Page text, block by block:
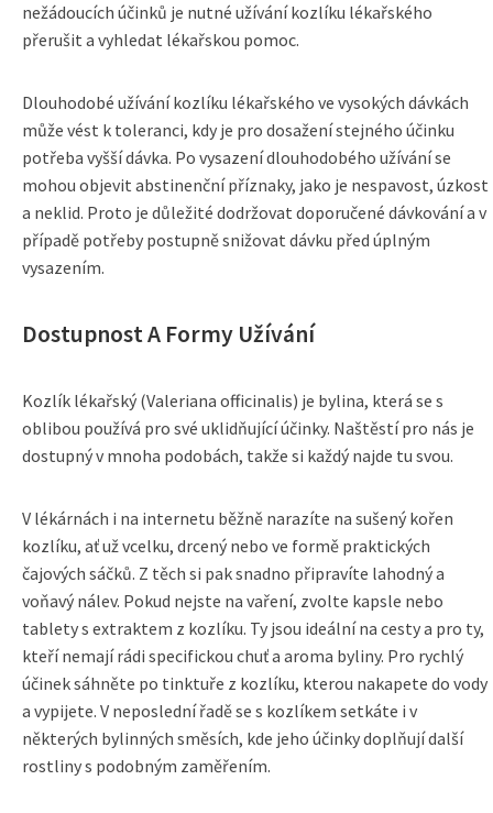
nežádoucích účinků je nutné užívání kozlíku lékařského
přerušit a vyhledat lékařskou pomoc.
Dlouhodobé užívání kozlíku lékařského ve vysokých dávkách
může vést k toleranci, kdy je pro dosažení stejného účinku
potřeba vyšší dávka. Po vysazení dlouhodobého užívání se
mohou objevit abstinenční příznaky, jako je nespavost, úzkost
a neklid. Proto je důležité dodržovat doporučené dávkování a v
případě potřeby postupně snižovat dávku před úplným
vysazením.
Dostupnost A Formy Užívání
Kozlík lékařský (Valeriana officinalis) je bylina, která se s
oblibou používá pro své uklidňující účinky. Naštěstí pro nás je
dostupný v mnoha podobách, takže si každý najde tu svou.
V lékárnách i na internetu běžně narazíte na sušený kořen
kozlíku, ať už vcelku, drcený nebo ve formě praktických
čajových sáčků. Z těch si pak snadno připravíte lahodný a
voňavý nálev. Pokud nejste na vaření, zvolte kapsle nebo
tablety s extraktem z kozlíku. Ty jsou ideální na cesty a pro ty,
kteří nemají rádi specifickou chuť a aroma byliny. Pro rychlý
účinek sáhněte po tinktuře z kozlíku, kterou nakapete do vody
a vypijete. V neposlední řadě se s kozlíkem setkáte i v
některých bylinných směsích, kde jeho účinky doplňují další
rostliny s podobným zaměřením.